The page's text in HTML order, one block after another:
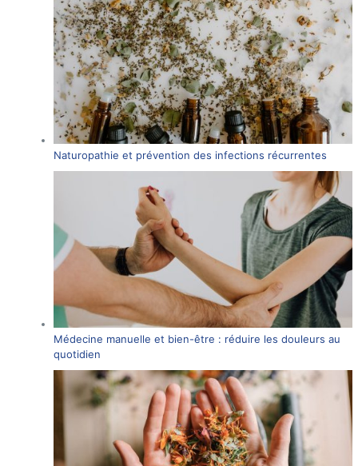
Naturopathie et prévention des infections récurrentes
Médecine manuelle et bien-être : réduire les douleurs au
quotidien